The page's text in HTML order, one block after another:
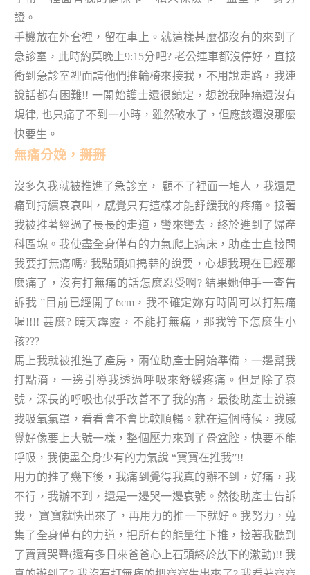
證。
手機放在外套裡，留在車上。就這樣甚麼都沒有的來到了
急診室，此時約莫晚上9:15分吧? 老公連車都沒停好，直接
衝到急診室裡面請他們推輪椅來接我，不用說走路，我連
說話都有困難!! 一開始護士還很鎮定，想說我陣痛還沒有
規律, 也只痛了不到一小時，雖然破水了，但應該還沒那麼
快要生。
無痛分娩，掰掰
沒多久我就被推進了急診室， 顧不了裡面一堆人，我還是
痛到持續哀哀叫，感覺只有這樣才能舒緩我的疼痛。接著
我被推著經過了長長的走道，彎來彎去，終於進到了婦產
科區塊。我使盡全身僅有的力氣爬上病床，助產士直接問
我要打無痛嗎? 我點頭如搗蒜的說要，心想我現在已經那
麼痛了，沒有打無痛的話怎麼忍受啊? 結果她伸手一查告
訴我 ”目前已經開了6cm， 我不確定妳有時間可以打無痛
喔!!!! 甚麼? 晴天霹靂， 不能打無痛，那我等下怎麼生小
孩???
馬上我就被推進了產房，兩位助產士開始準備，一邊幫我
打點滴，一邊引導我透過呼吸來舒緩疼痛。但是除了哀
號，深長的呼吸也似乎改善不了我的痛，最後助產士說讓
我吸氧氣罩，看看會不會比較順暢。就在這個時候，我感
覺好像要上大號一樣，整個壓力來到了骨盆腔，快要不能
呼吸，我使盡全身少有的力氣說 “寶寶在推我”!!
用力的推了幾下後，我痛到覺得我真的辦不到，好痛，我
不行，我辦不到，還是一邊哭一邊哀號。然後助產士告訴
我， 寶寶就快出來了，再用力的推一下就好。我努力，蒐
集了全身僅有的力道，把所有的能量往下推，接著我聽到
了寶寶哭聲(還有多日來爸爸心上石頭終於放下的激動)!! 我